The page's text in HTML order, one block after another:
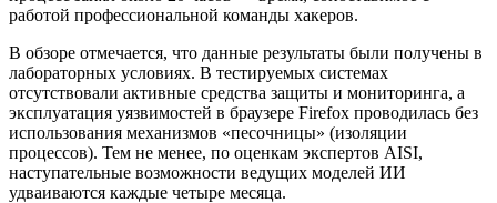
работой профессиональной команды хакеров.
В обзоре отмечается, что данные результаты были получены в
лабораторных условиях. В тестируемых системах
отсутствовали активные средства защиты и мониторинга, а
эксплуатация уязвимостей в браузере Firefox проводилась без
использования механизмов «песочницы» (изоляции
процессов). Тем не менее, по оценкам экспертов AISI,
наступательные возможности ведущих моделей ИИ
удваиваются каждые четыре месяца.